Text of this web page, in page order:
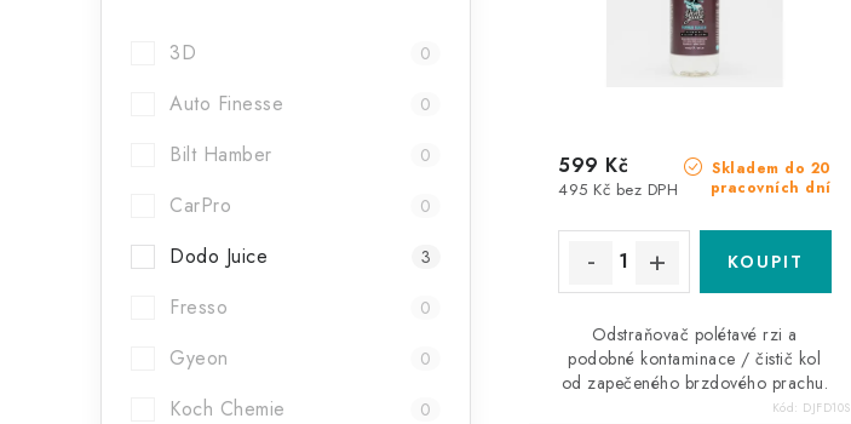
3D 0
Auto Finesse 0
Bilt Hamber 0
CarPro 0
Dodo Juice 3
Fresso 0
Gyeon 0
Koch Chemie 0
k
t
ů
Skladem do 20
pracovních dní
495 Kč bez DPH
599 Kč
Odstraňovač polétavé rzi a
podobné kontaminace / čistič kol
od zapečeného brzdového prachu.
Kód: DJFD10S